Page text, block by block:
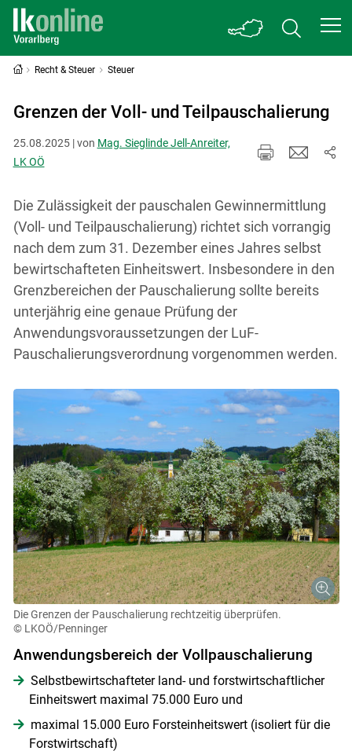
Recht & Steuer Steuer
Grenzen der Voll- und Teilpauschalierung
25.08.2025 | von Mag. Sieglinde Jell-Anreiter,
LK OÖ
Die Zulässigkeit der pauschalen Gewinnermittlung
(Voll- und Teilpauschalierung) richtet sich vorrangig
nach dem zum 31. Dezember eines Jahres selbst
bewirtschafteten Einheitswert. Insbesondere in den
Grenzbereichen der Pauschalierung sollte bereits
unterjährig eine genaue Prüfung der
Anwendungsvoraussetzungen der LuF-
Pauschalierungsverordnung vorgenommen werden.
Die Grenzen der Pauschalierung rechtzeitig überprüfen.
© LKOÖ/Penninger
Anwendungsbereich der Vollpauschalierung
Selbstbewirtschafteter land- und forstwirtschaftlicher
Einheitswert maximal 75.000 Euro und
maximal 15.000 Euro Forsteinheitswert (isoliert für die
Forstwirtschaft)